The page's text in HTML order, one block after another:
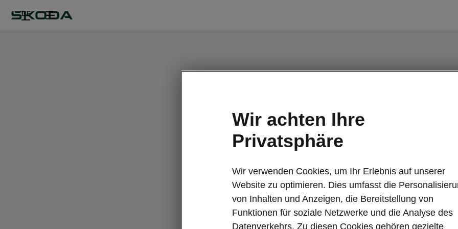
DE
• Lendenwirbelstütze manuell einstellbar für Vordersitze
• SunSet (Heckscheibe und hintere Seitenscheiben dunkel getönt)
Wir achten Ihre
Privatsphäre
Wir verwenden Cookies, um Ihr Erlebnis auf unserer
Website zu optimieren. Dies umfasst die
von Inhalten und Anzeigen, die Bereitstellung von
Funktionen für soziale Netzwerke und die Analyse des
Datenverkehrs. Zu diesen Cookies gehören gezielte